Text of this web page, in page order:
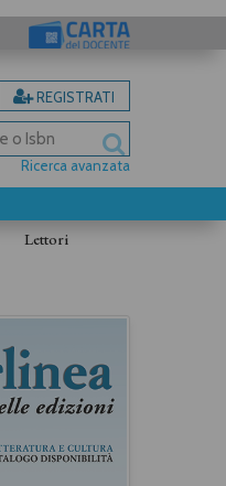
REGISTRATI
Ricerca avanzata
Lettori